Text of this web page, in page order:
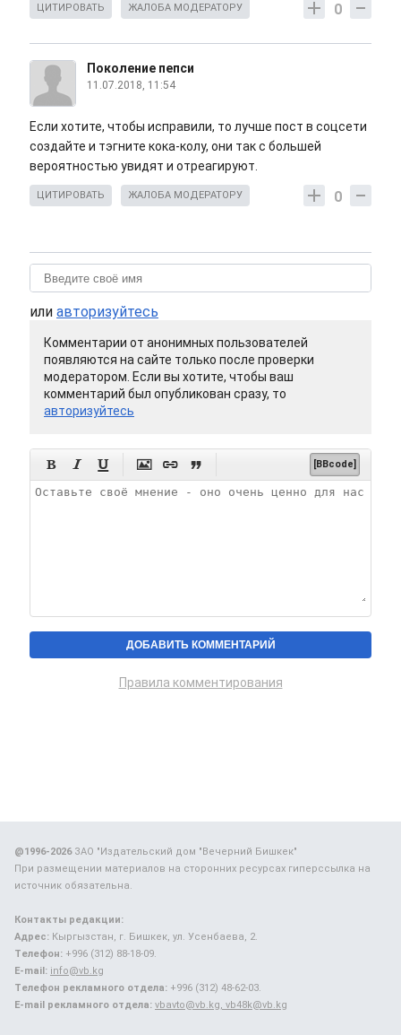
0
ЦИТИРОВАТЬ ЖАЛОБА МОДЕРАТОРУ
Поколение пепси
11.07.2018, 11:54
Если хотите, чтобы исправили, то лучше пост в соцсети
создайте и тэгните кока-колу, они так с большей
вероятностью увидят и отреагируют.
0
ЦИТИРОВАТЬ ЖАЛОБА МОДЕРАТОРУ
или авторизуйтесь
Комментарии от анонимных пользователей
появляются на сайте только после проверки
модератором. Если вы хотите, чтобы ваш
комментарий был опубликован сразу, то
авторизуйтесь
      [BBcode]
Правила комментирования
@1996-2026ЗАО "Издательский дом "Вечерний Бишкек"
При размещении материалов на сторонних ресурсах гиперссылка на
источник обязательна.
Контакты редакции:
Адрес: Кыргызстан, г. Бишкек, ул. Усенбаева, 2.
Телефон: +996 (312) 88-18-09.
E-mail: info@vb.kg
Телефон рекламного отдела: +996 (312) 48-62-03.
E-mail рекламного отдела: vbavto@vb.kg, vb48k@vb.kg